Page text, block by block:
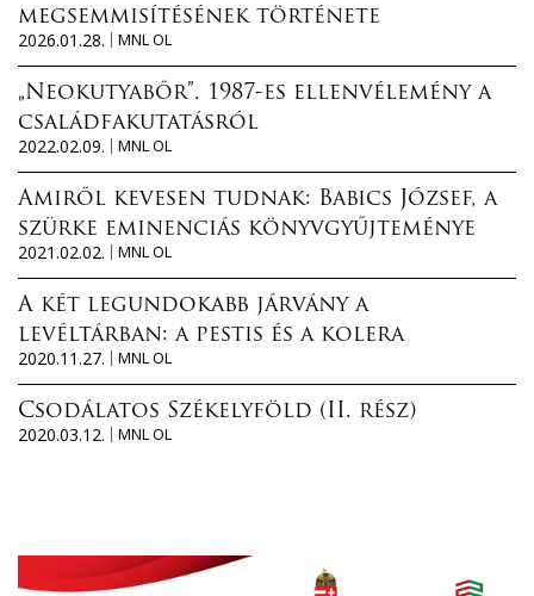
megsemmisítésének története
2026.01.28.
MNL OL
„Neokutyabőr”. 1987-es ellenvélemény a
családfakutatásról
2022.02.09.
MNL OL
Amiről kevesen tudnak: Babics József, a
szürke eminenciás könyvgyűjteménye
2021.02.02.
MNL OL
A két legundokabb járvány a
levéltárban: a pestis és a kolera
2020.11.27.
MNL OL
Csodálatos Székelyföld (II. rész)
2020.03.12.
MNL OL